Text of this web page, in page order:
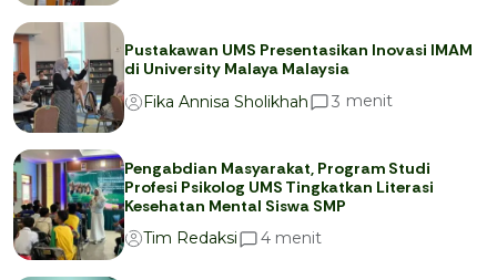
Pustakawan UMS Presentasikan Inovasi IMAM
di University Malaya Malaysia
Fika Annisa Sholikhah
3 menit
Pengabdian Masyarakat, Program Studi
Profesi Psikolog UMS Tingkatkan Literasi
Kesehatan Mental Siswa SMP
Tim Redaksi
4 menit